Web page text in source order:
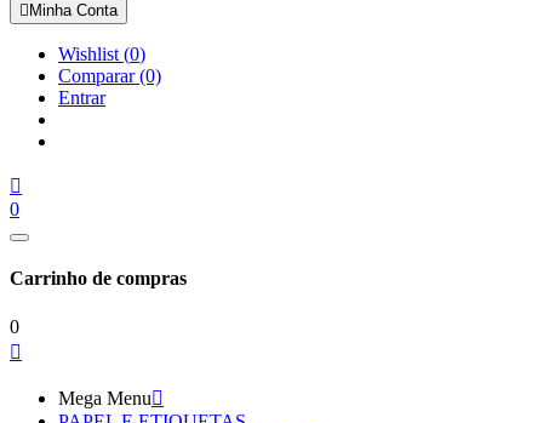
 Minha Conta
Wishlist (0)
Comparar(0)
Entrar

0
Carrinho de compras
0

Mega Menu